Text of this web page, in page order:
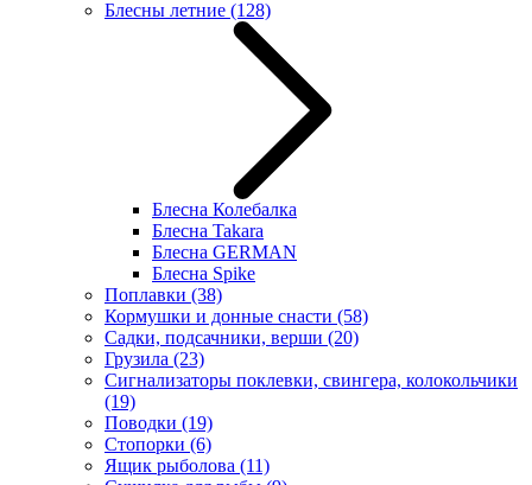
Блесны летние (128)
Блесна Колебалка
Блесна Takara
Блесна GERMAN
Блесна Spike
Поплавки (38)
Кормушки и донные снасти (58)
Садки, подсачники, верши (20)
Грузила (23)
Сигнализаторы поклевки, свингера, колокольчики
(19)
Поводки (19)
Стопорки (6)
Ящик рыболова (11)